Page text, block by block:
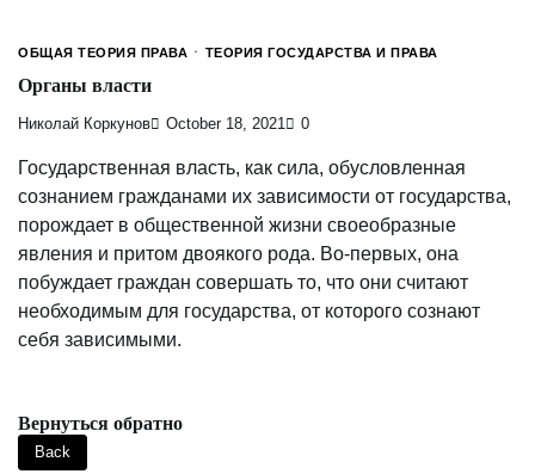
ОБЩАЯ ТЕОРИЯ ПРАВА ТЕОРИЯ ГОСУДАРСТВА И ПРАВА
Органы власти
Николай Коркунов October 18, 2021 0
Государственная власть, как сила, обусловленная
сознанием гражданами их зависимости от государства,
порождает в общественной жизни своеобразные
явления и притом двоякого рода. Во-первых, она
побуждает граждан совершать то, что они считают
необходимым для государства, от которого сознают
себя зависимыми.
Вернуться обратно